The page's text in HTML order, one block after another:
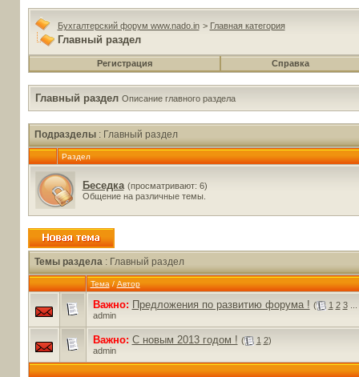
Бухгалтерский форум www.nado.in > Главная категория
Главный раздел
Регистрация Справка
Главный раздел Описание главного раздела
Подразделы: Главный раздел
Раздел
Беседка (просматривают: 6)
Общение на различные темы.
Темы раздела: Главный раздел
Тема / Автор
Важно: Предложения по развитию форума ! ( 1 2 3...
admin
Важно: С новым 2013 годом ! ( 1 2)
admin